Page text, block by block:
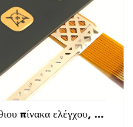
Ματές ετικέτες εμπρόσθιου πίνακα ελέγχου, τρυπημένες με αμαυρωμένη επιφάνεια, πάχους 0,25 mm, ετικέτες από πολυκαρβονικό ή PVC